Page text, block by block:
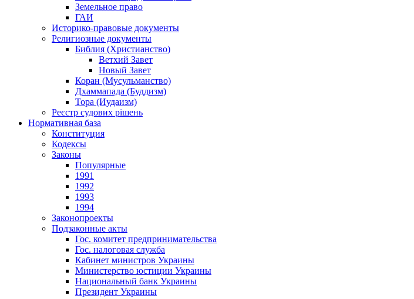
Земельное право
ГАИ
Историко-правовые документы
Религиозные документы
Библия (Христианство)
Ветхий Завет
Новый Завет
Коран (Мусульманство)
Дхаммапада (Буддизм)
Тора (Иудаизм)
Реєстр судових рішень
Нормативная база
Конституция
Кодексы
Законы
Популярные
1991
1992
1993
1994
Законопроекты
Подзаконные акты
Гос. комитет предпринимательства
Гос. налоговая служба
Кабинет министров Украины
Министерство юстиции Украины
Национальный банк Украины
Президент Украины